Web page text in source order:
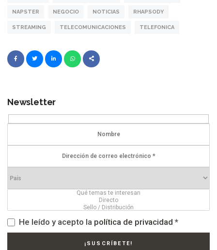
NAPSTER NEGOCIO NOTICIAS RHAPSODY
STREAMING TELECOMUNICACIONES TELEFONICA
Newsletter
He leído y acepto la política de privacidad *